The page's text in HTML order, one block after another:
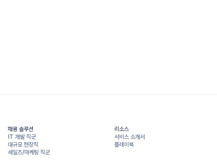
채용 솔루션
IT 개발 직군
대규모 현장직
세일즈/마케팅 직군
리소스
서비스 소개서
플레이북